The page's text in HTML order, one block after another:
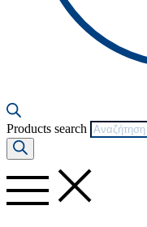
Products search